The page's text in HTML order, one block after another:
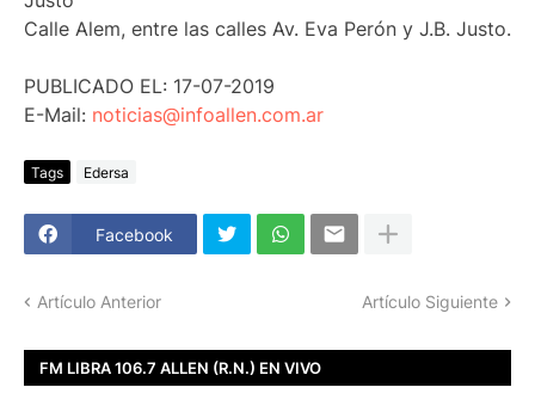
Calle Alem, entre las calles Av. Eva Perón y J.B. Justo.
PUBLICADO EL: 17-07-2019
E-Mail: noticias@infoallen.com.ar
Tags Edersa
Facebook
Artículo Anterior Artículo Siguiente
FM LIBRA 106.7 ALLEN (R.N.) EN VIVO